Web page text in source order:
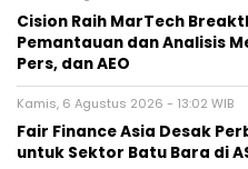
Cision Raih MarTech
Pemantauan dan Analisis
Pers, dan AEO
Kamis, 6 Agustus 2026 - 13:02 WIB
Fair Finance Asia Desak
untuk Sektor Batu Bara di